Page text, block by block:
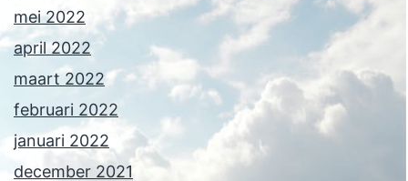
mei 2022
april 2022
maart 2022
februari 2022
januari 2022
december 2021